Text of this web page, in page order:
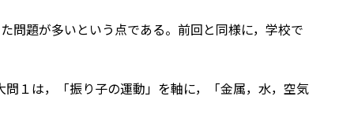
問題が多いという点である。前回と同様に，学校で
１は，「振り子の運動」を軸に，「金属，水，空気